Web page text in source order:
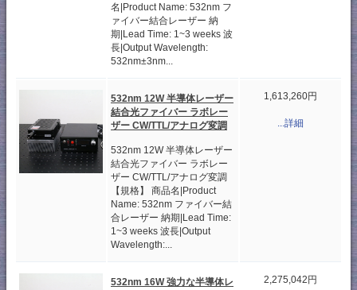
名|Product Name: 532nm フ
ァイバー結合レーザー 納
期|Lead Time: 1~3 weeks 波
長|Output Wavelength:
532nm±3nm...
532nm 12W 半導体レーザー
結合光ファイバー ラボレー
ザー CW/TTL/アナログ変調
532nm 12W 半導体レーザー
結合光ファイバー ラボレー
ザー CW/TTL/アナログ変調
【規格】 商品名|Product
Name: 532nm ファイバー結
合レーザー 納期|Lead Time:
1~3 weeks 波長|Output
Wavelength:...
1,613,260円
...詳細
532nm 16W 強力な半導体レ 2,275,042円